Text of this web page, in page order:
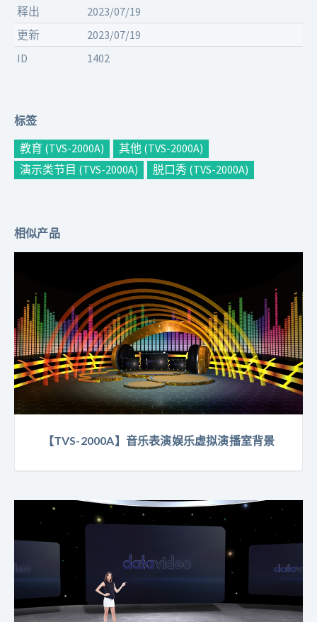
释出
2023/07/19
更新
2023/07/19
ID
1402
标签
教育 (TVS-2000A)
其他 (TVS-2000A)
演示类节目 (TVS-2000A)
脱口秀 (TVS-2000A)
相似产品
【TVS-2000A】音乐表演娱乐虚拟演播室背景